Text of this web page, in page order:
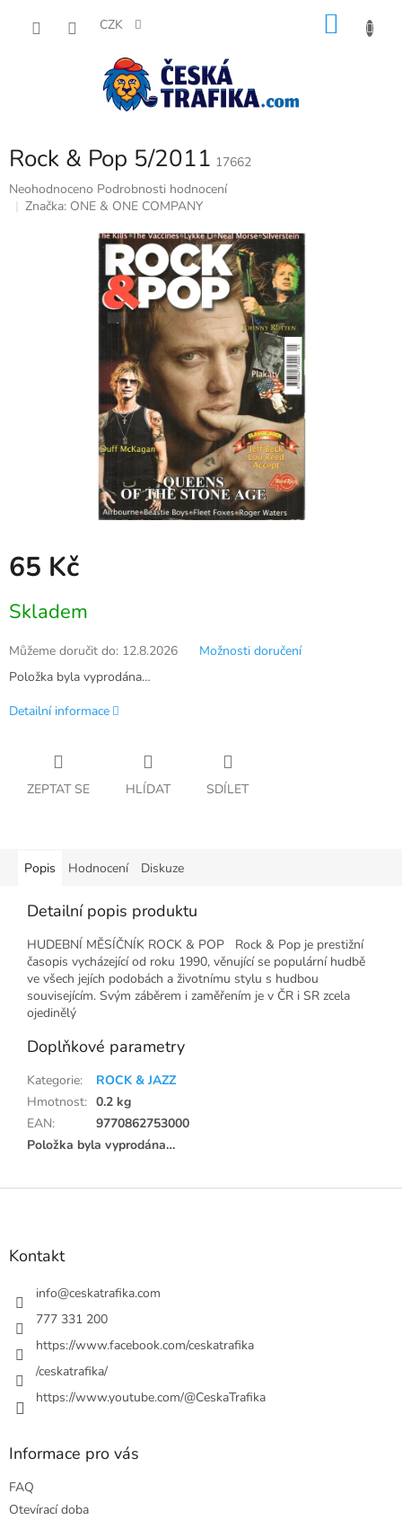
CZK
Rock & Pop 5/2011 17662
Průměrné
hodnocení
Neohodnoceno Podrobnosti hodnocení
Značka: ONE & ONE COMPANY
65 Kč
cena:
Skladem
Můžeme doručit do: 12.8.2026
Možnosti doručení
Položka byla vyprodána…
Detailní informace
ZEPTAT SE HLÍDAT SDÍLET
Popis Hodnocení Diskuze
Detailní popis produktu
HUDEBNÍ MĚSÍČNÍK ROCK & POP Rock & Pop je prestižní
časopis vycházející od roku 1990, věnující se populární hudbě
ve všech jejích podobách a životnímu stylu s hudbou
souvisejícím. Svým záběrem i zaměřením je v ČR i SR zcela
ojedinělý
Doplňkové parametry
Kategorie:
ROCK & JAZZ
Hmotnost: 0.2 kg
EAN:
9770862753000
Položka byla vyprodána…
Z
Kontakt
info@ceskatrafika.com
777 331 200
https://www.facebook.com/ceskatrafika
/ceskatrafika/
https://www.youtube.com/@CeskaTrafika
Informace pro vás
FAQ
Otevírací doba